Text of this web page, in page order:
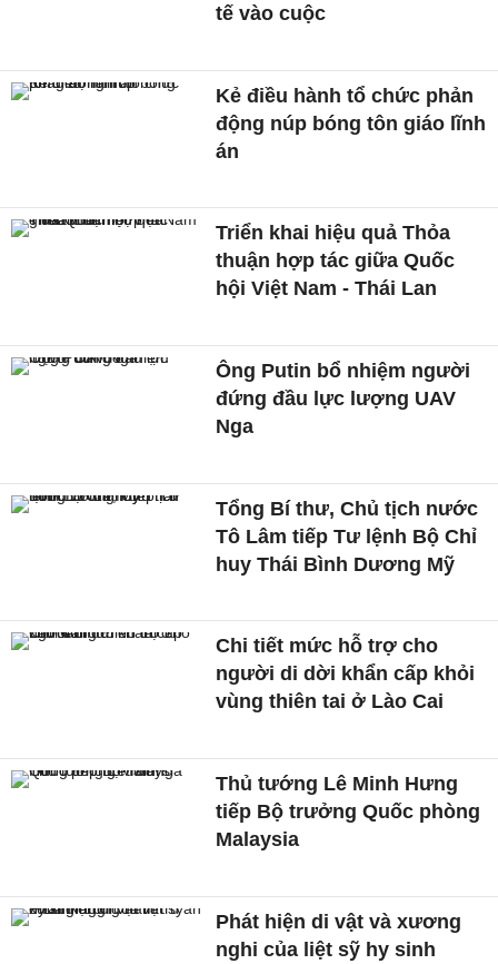
tế vào cuộc
Kẻ điều hành tổ chức phản
động núp bóng tôn giáo lĩnh
án
Triển khai hiệu quả Thỏa
thuận hợp tác giữa Quốc
hội Việt Nam - Thái Lan
Ông Putin bổ nhiệm người
đứng đầu lực lượng UAV
Nga
Tổng Bí thư, Chủ tịch nước
Tô Lâm tiếp Tư lệnh Bộ Chỉ
huy Thái Bình Dương Mỹ
Chi tiết mức hỗ trợ cho
người di dời khẩn cấp khỏi
vùng thiên tai ở Lào Cai
Thủ tướng Lê Minh Hưng
tiếp Bộ trưởng Quốc phòng
Malaysia
Phát hiện di vật và xương
nghi của liệt sỹ hy sinh